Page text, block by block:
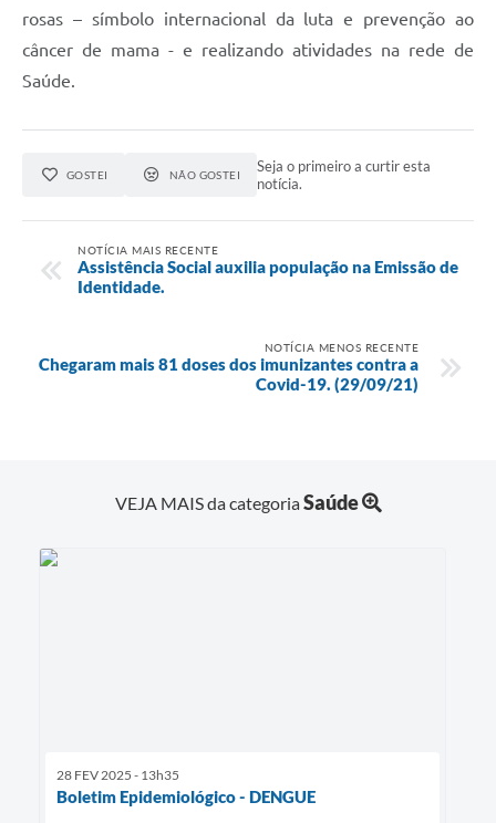
rosas – símbolo internacional da luta e prevenção ao
câncer de mama - e realizando atividades na rede de
Saúde.
GOSTEI NÃO GOSTEI
Seja o primeiro a curtir esta
notícia.
NOTÍCIA MAIS RECENTE
Assistência Social auxilia população na Emissão de
Identidade.
NOTÍCIA MENOS RECENTE
Chegaram mais 81 doses dos imunizantes contra a
Covid-19. (29/09/21)
VEJA MAIS da categoriaSaúde
28 FEV 2025 - 13h35
Boletim Epidemiológico - DENGUE